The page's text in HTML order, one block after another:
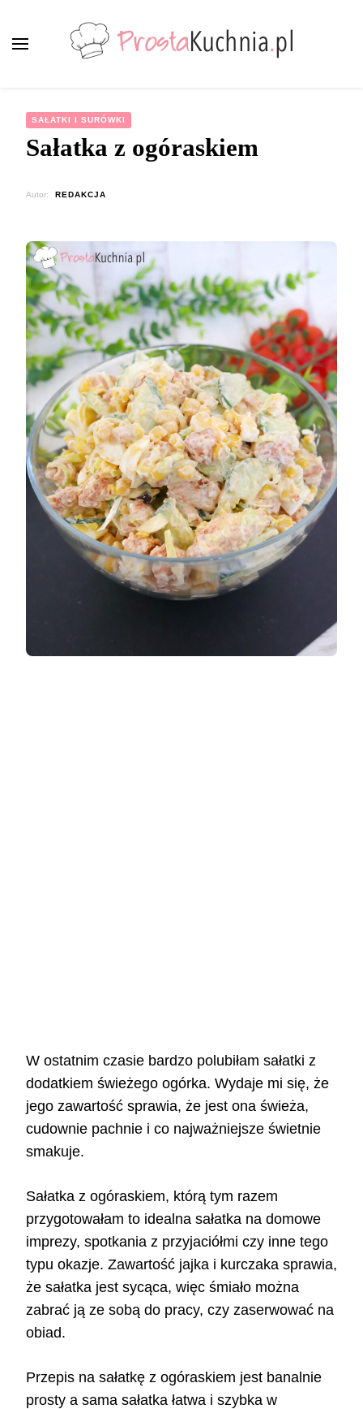
SAŁATKI I SURÓWKI
Sałatka z ogóraskiem
Autor: REDAKCJA
W ostatnim czasie bardzo polubiłam sałatki z
dodatkiem świeżego ogórka. Wydaje mi się, że
jego zawartość sprawia, że jest ona świeża,
cudownie pachnie i co najważniejsze świetnie
smakuje.
Sałatka z ogóraskiem, którą tym razem
przygotowałam to idealna sałatka na domowe
imprezy, spotkania z przyjaciółmi czy inne tego
typu okazje. Zawartość jajka i kurczaka sprawia,
że sałatka jest sycąca, więc śmiało można
zabrać ją ze sobą do pracy, czy zaserwować na
obiad.
Przepis na sałatkę z ogóraskiem jest banalnie
prosty a sama sałatka łatwa i szybka w